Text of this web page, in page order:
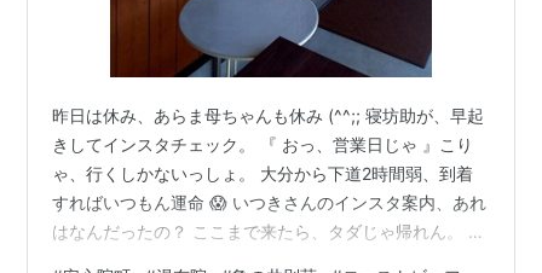
昨日は休み、あらま母ちゃんも休み (^^;; 寝坊助が、早起
きしてインスタチェック。 『 おっ、営業日じゃ 』こり
ゃ、行くしかないっしょ。 大分から下道2時間弱、到着
すればいつもん運命 😱 いつきさんのインスタ案内、あれ
はなんだったの？ ここまで来たら、タダじゃ帰れん。 ブ